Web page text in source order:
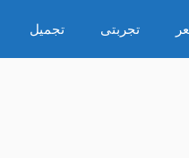
تجربتى تجميل